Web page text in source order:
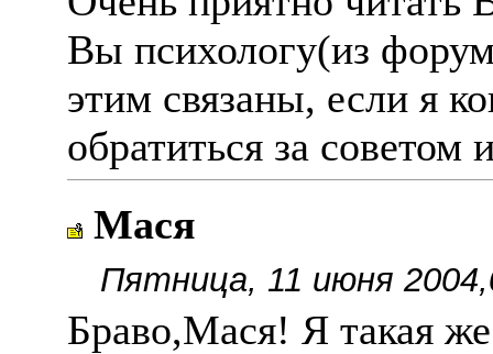
Вы психологу(из
этим связаны, если я
обратиться за
Мася
Пятница, 11 июня
Браво,Мася! Я такая